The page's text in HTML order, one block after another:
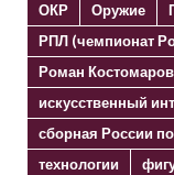
ОКР
Оружие
РПЛ (чемпионат
Роман Костомаров
искусственный
сборная России
технологии